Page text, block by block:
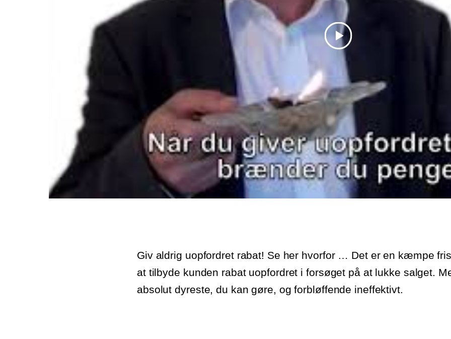
Giv aldrig uopfordret rabat! Se her hvorfor … Det er en kæmpe
at tilbyde kunden rabat uopfordret i forsøget på at lukke salget.
absolut dyreste, du kan gøre, og forbløffende ineffektivt.